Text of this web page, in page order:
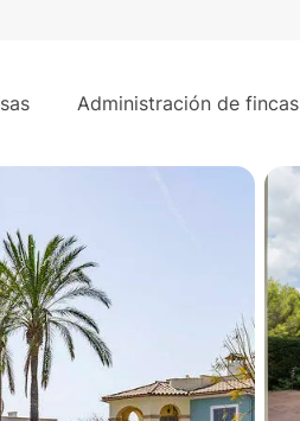
Administración de fincas
Vinya, Bendinat